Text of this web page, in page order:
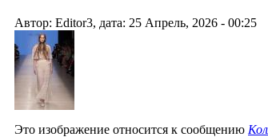
Автор: Editor3, дата: 25 Апрель, 2026 - 00:25
Это изображение относится к сообщению